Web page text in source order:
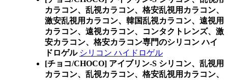
カラコン、乱視カラコン、格安乱視用カラコン、
激安乱視用カラコン、韓国乱視カラコン、遠視用
カラコン、遠視カラコン、コンタクトレンズ、激
安カラコン、格安カラコン専門のシリコン ハイ
ドロゲル シリコン ハイドロゲル
[チョコ/CHOCO] アイブリン-S シリコン、乱視用
カラコン、乱視カラコン、格安乱視用カラコン、